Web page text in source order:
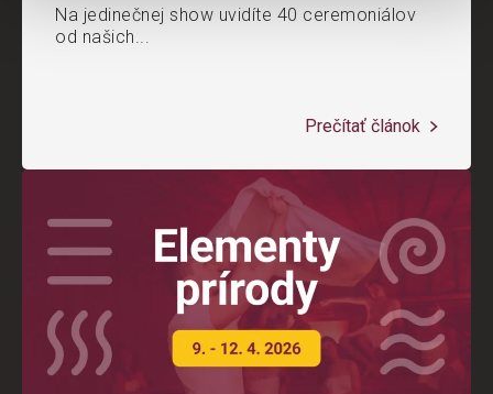
Na jedinečnej show uvidíte 40 ceremoniálov
od našich...
Prečítať článok